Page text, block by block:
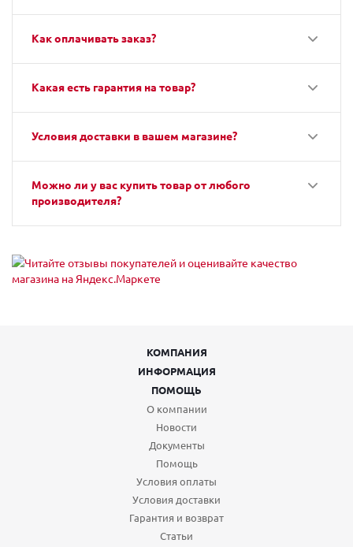
Как оплачивать заказ?
Какая есть гарантия на товар?
Условия доставки в вашем магазине?
Можно ли у вас купить товар от любого
производителя?
КОМПАНИЯ
ИНФОРМАЦИЯ
ПОМОЩЬ
О компании
Новости
Документы
Помощь
Условия оплаты
Условия доставки
Гарантия и возврат
Статьи